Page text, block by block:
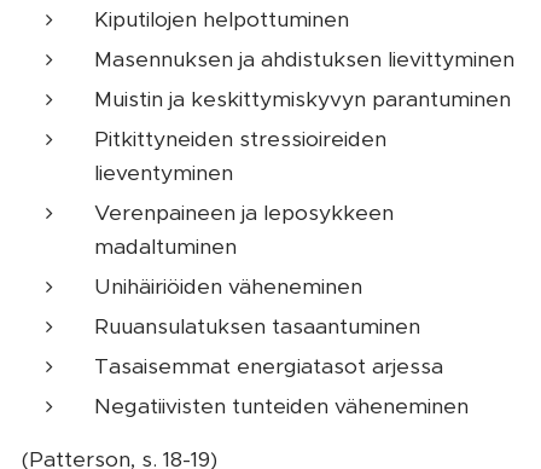
Kiputilojen helpottuminen
Masennuksen ja ahdistuksen lievittyminen
Muistin ja keskittymiskyvyn parantuminen
Pitkittyneiden stressioireiden
lieventyminen
Verenpaineen ja leposykkeen
madaltuminen
Unihäiriöiden väheneminen
Ruuansulatuksen tasaantuminen
Tasaisemmat energiatasot arjessa
Negatiivisten tunteiden väheneminen
(Patterson, s. 18-19)